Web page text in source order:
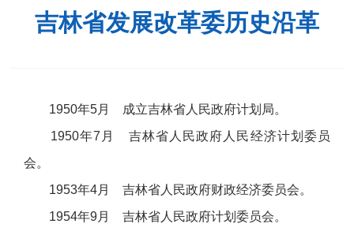
吉林省发展改革委历史沿革
1950年5月 成立吉林省人民政府计划局。
1950年7月 吉林省人民政府人民经济计划委员
会。
1953年4月 吉林省人民政府财政经济委员会。
1954年9月 吉林省人民政府计划委员会。